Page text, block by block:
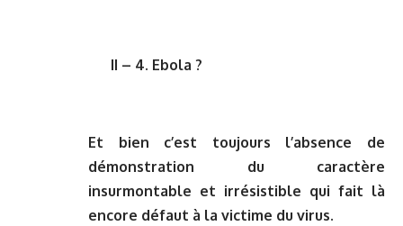
II – 4. Ebola ?
Et bien c’est toujours l’absence de
démonstration du caractère
insurmontable et irrésistible qui fait là
encore défaut à la victime du virus.